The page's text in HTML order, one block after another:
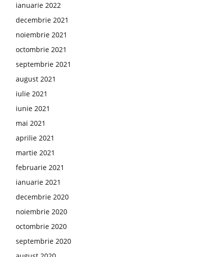
ianuarie 2022
decembrie 2021
noiembrie 2021
octombrie 2021
septembrie 2021
august 2021
iulie 2021
iunie 2021
mai 2021
aprilie 2021
martie 2021
februarie 2021
ianuarie 2021
decembrie 2020
noiembrie 2020
octombrie 2020
septembrie 2020